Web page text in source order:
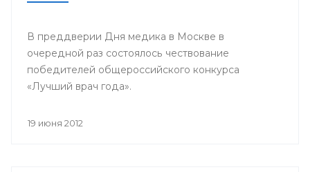
В преддверии Дня медика в Москве в
очередной раз состоялось чествование
победителей общероссийского конкурса
«Лучший врач года».
19 июня 2012